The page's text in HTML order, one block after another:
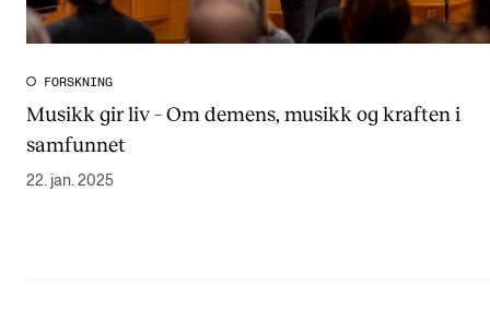
FORSKNING
Musikk gir liv – Om demens, musikk og kraften i
samfunnet
22. jan. 2025